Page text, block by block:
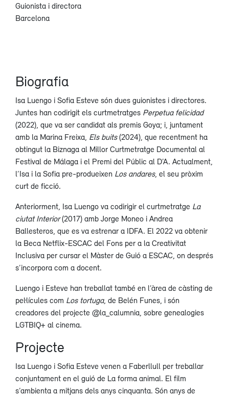
Guionista i directora
Barcelona
Biografia
Isa Luengo i Sofia Esteve són dues guionistes i directores.
Juntes han codirigit els curtmetratges Perpetua felicidad
(2022), que va ser candidat als premis Goya; i, juntament
amb la Marina Freixa, Els buits(2024), que recentment ha
obtingut la Biznaga al Millor Curtmetratge Documental al
Festival de Málaga i el Premi del Públic al D’A. Actualment,
l’Isa i la Sofia pre-produeixen Los andares, el seu pròxim
curt de ficció.
Anteriorment, Isa Luengo va codirigir el curtmetratge La
ciutat Interior(2017) amb Jorge Moneo i Andrea
Ballesteros, que es va estrenar a IDFA. El 2022 va obtenir
la Beca Netflix-ESCAC del Fons per a la Creativitat
Inclusiva per cursar el Màster de Guió a ESCAC, on després
s’incorpora com a docent.
Luengo i Esteve han treballat també en l’àrea de càsting de
pel·lícules com Los tortuga, de Belén Funes, i són
creadores del projecte @la_calumnia, sobre genealogies
LGTBIQ+ al cinema.
Projecte
Isa Luengo i Sofia Esteve venen a Faberllull per treballar
conjuntament en el guió de La forma animal. El film
s’ambienta a mitjans dels anys cinquanta. Són anys de